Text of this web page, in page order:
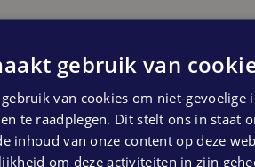
gebruik van
van cookies om niet-gevoelige
te raadplegen. Dit stelt ons in staat
inhoud van onze content op deze
om deze activiteiten in zijn